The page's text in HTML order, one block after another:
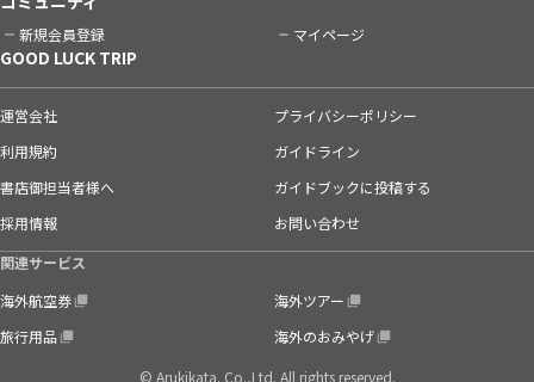
新規会員登録 マイページ
GOOD LUCK TRIP
運営会社
プライバシーポリシー
利用規約
ガイドライン
書店御担当者様へ
ガイドブックに投稿する
採用情報
お問い合わせ
関連サービス
海外航空券
海外ツアー
旅行用品
海外のおみやげ
© Arukikata. Co.,Ltd. All rights reserved.